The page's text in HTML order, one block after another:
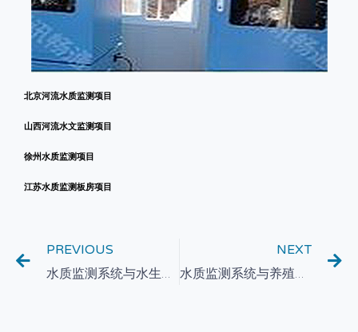
北京河流水质监测项目
山西河流水文监测项目
徐州水质监测项目
江苏水质监测板房项目
PREVIOUS
水质监测系统与水生态修复：数字技术推动水体生态恢复和保护
NEXT
水质监测系统与养殖业：提高水产养殖的数字化管理水平